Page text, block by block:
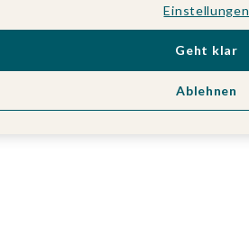
Einstellungen
Ablehnen
Geht klar